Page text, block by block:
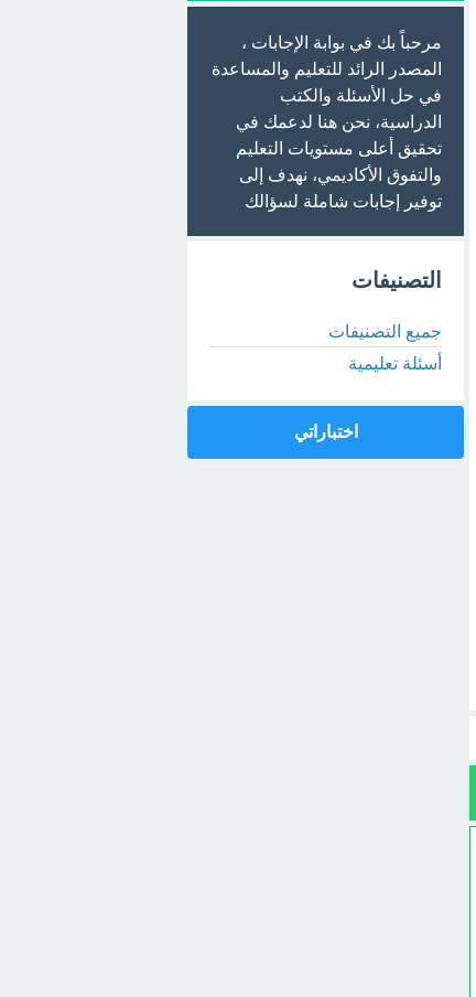
مرحباً بك في بوابة الإجابات ،
المصدر الرائد للتعليم والمساعدة
في حل الأسئلة والكتب
الدراسية، نحن هنا لدعمك في
تحقيق أعلى مستويات التعليم
والتفوق الأكاديمي، نهدف إلى
توفير إجابات شاملة لسؤالك
التصنيفات
جميع التصنيفات
أسئلة تعليمية
اختباراتي